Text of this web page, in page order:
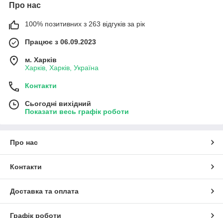
Про нас
100% позитивних з 263 відгуків за рік
Працює з 06.09.2023
м. Харків
Харків, Харків, Україна
Контакти
Сьогодні вихідний
Показати весь графік роботи
Про нас
Контакти
Доставка та оплата
Графік роботи